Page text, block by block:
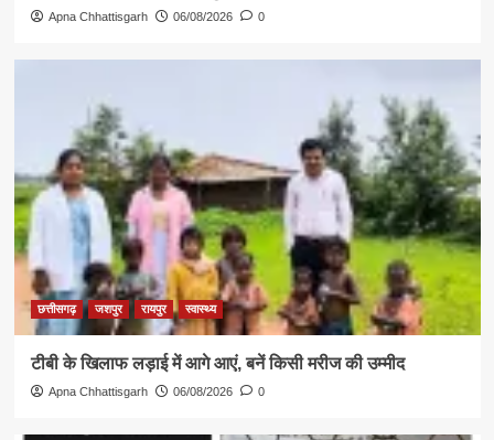
Apna Chhattisgarh 06/08/2026 0
छत्तीसगढ़ जशपुर रायपुर स्वास्थ्य
टीबी के खिलाफ लड़ाई में आगे आएं, बनें किसी मरीज की उम्मीद
Apna Chhattisgarh 06/08/2026 0